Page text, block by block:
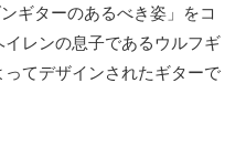
ギターのあるべき姿」をコ
レンの息子であるウルフギ
てデザインされたギターで